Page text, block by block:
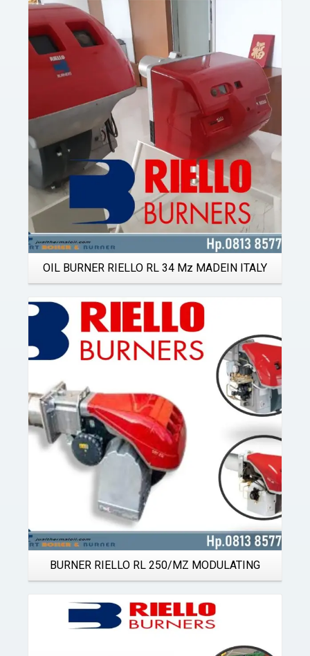
Details
OIL BURNER RIELLO RL 34 Mz MADEIN ITALY
Details
BURNER RIELLO RL 250/MZ MODULATING